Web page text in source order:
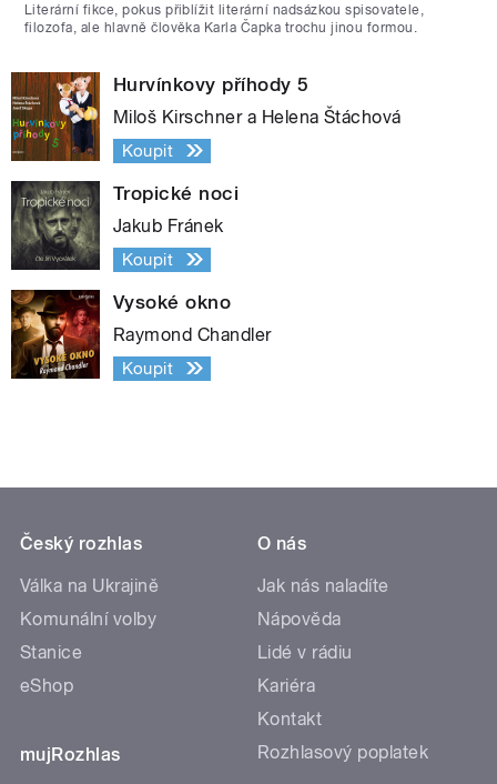
Literární fikce, pokus přiblížit literární nadsázkou spisovatele,
filozofa, ale hlavně člověka Karla Čapka trochu jinou formou.
Hurvínkovy příhody 5
Miloš Kirschner a Helena Štáchová
Koupit
Tropické noci
Jakub Fránek
Koupit
Vysoké okno
Raymond Chandler
Koupit
Český rozhlas
Válka na Ukrajině
Komunální volby
Stanice
eShop
mujRozhlas
O nás
Jak nás naladíte
Nápověda
Lidé v rádiu
Kariéra
Kontakt
Rozhlasový poplatek